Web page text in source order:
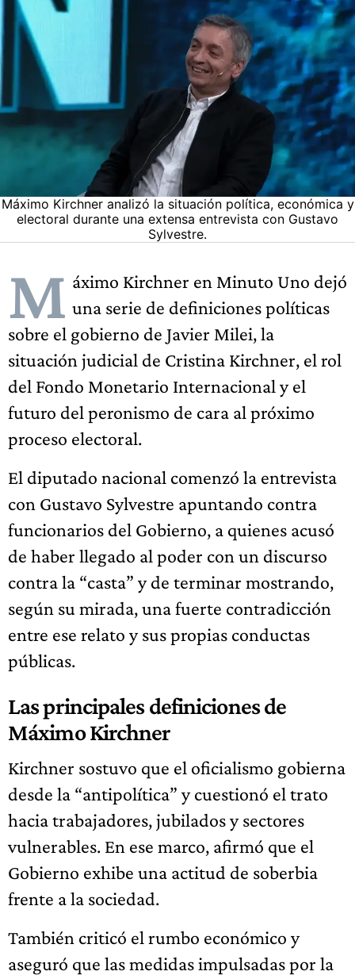
Máximo Kirchner analizó la situación política, económica y
electoral durante una extensa entrevista con Gustavo
Sylvestre.
M áximo Kirchner en Minuto Uno dejó
una serie de definiciones políticas
sobre el gobierno de Javier Milei, la
situación judicial de Cristina Kirchner, el rol
del Fondo Monetario Internacional y el
futuro del peronismo de cara al próximo
proceso electoral.
El diputado nacional comenzó la entrevista
con Gustavo Sylvestre apuntando contra
funcionarios del Gobierno, a quienes acusó
de haber llegado al poder con un discurso
contra la “casta” y de terminar mostrando,
según su mirada, una fuerte contradicción
entre ese relato y sus propias conductas
públicas.
Las principales definiciones de
Máximo Kirchner
Kirchner sostuvo que el oficialismo gobierna
desde la “antipolítica” y cuestionó el trato
hacia trabajadores, jubilados y sectores
vulnerables. En ese marco, afirmó que el
Gobierno exhibe una actitud de soberbia
frente a la sociedad.
También criticó el rumbo económico y
aseguró que las medidas impulsadas por la